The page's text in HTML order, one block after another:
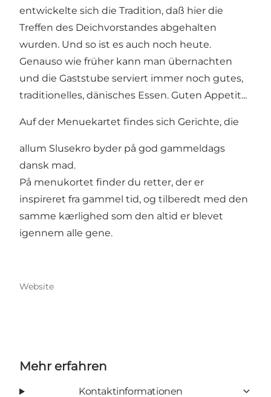
entwickelte sich die Tradition, daß hier die
Treffen des Deichvorstandes abgehalten
wurden. Und so ist es auch noch heute.
Genauso wie früher kann man übernachten
und die Gaststube serviert immer noch gutes,
traditionelles, dänisches Essen. Guten Appetit...
Auf der Menuekartet findes sich Gerichte, die
allum Slusekro byder på god gammeldags
dansk mad.
På menukortet finder du retter, der er
inspireret fra gammel tid, og tilberedt med den
samme kærlighed som den altid er blevet
igennem alle gene.
Website
Mehr erfahren
Kontaktinformationen